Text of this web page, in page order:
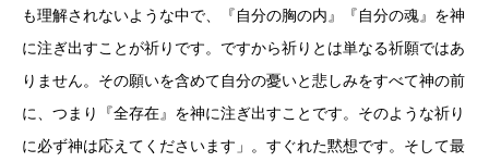
も理解されないような中で、『自分の胸の内』『自分の魂』を神
に注ぎ出すことが祈りです。ですから祈りとは単なる祈願ではあ
りません。その願いを含めて自分の憂いと悲しみをすべて神の前
に、つまり『全存在』を神に注ぎ出すことです。そのような祈り
に必ず神は応えてくださいます」。すぐれた黙想です。そして最